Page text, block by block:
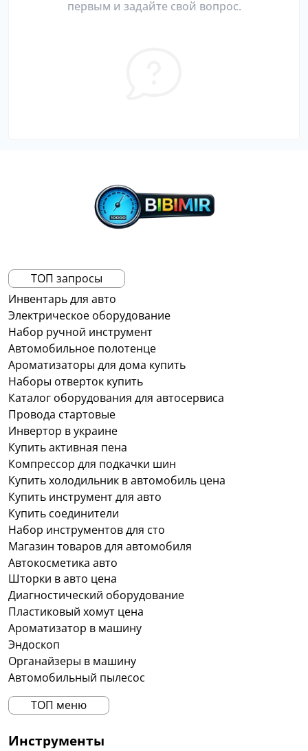
первым и задайте свой вопрос.
ТОП запросы
Инвентарь для авто
Электрическое оборудование
Набор ручной инструмент
Автомобильное полотенце
Ароматизаторы для дома купить
Наборы отверток купить
Каталог оборудования для автосервиса
Провода стартовые
Инвертор в украине
Купить активная пена
Компрессор для подкачки шин
Купить холодильник в автомобиль цена
Купить инструмент для авто
Купить соединители
Набор инструментов для сто
Магазин товаров для автомобиля
Автокосметика авто
Шторки в авто цена
Диагностический оборудование
Пластиковый хомут цена
Ароматизатор в машину
Эндоскоп
Органайзеры в машину
Автомобильный пылесос
ТОП меню
Инструменты